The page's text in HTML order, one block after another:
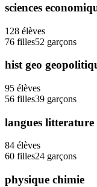
sciences
128 élèves
76 filles52 garçons
hist geo
95 élèves
56 filles39 garçons
langues litterature
84 élèves
60 filles24 garçons
physique chimie